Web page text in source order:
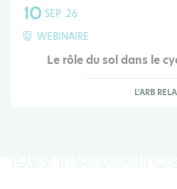
10 SEP .26
WEBINAIRE
Le rôle du sol dans le
L'ARB